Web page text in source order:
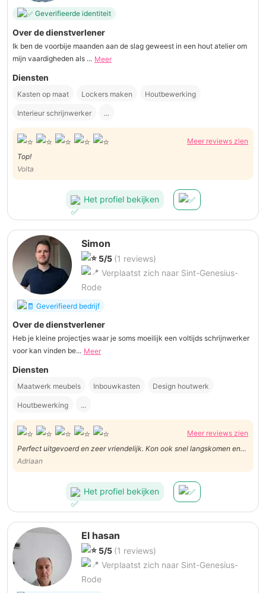
Geverifieerde identiteit
Over de dienstverlener
Ik ben de voorbije maanden aan de slag geweest in een hout atelier om
mijn vaardigheden als ... Meer
Diensten
Kasten op maat Lockers maken Houtbewerking
Interieur schrijnwerker ...
Meer reviews zien
Top!
Volta
Het profiel bekijken
Simon
5/5 (1 reviews)
Verplaatst zich naar Sint-Genesius-
Rode
Geverifieerd bedrijf
Over de dienstverlener
Heb je kleine projectjes waar je soms moeilijk een voltijds schrijnwerker
voor kan vinden be... Meer
Diensten
Maatwerk meubels Inbouwkasten Design houtwerk
Houtbewerking ...
Meer reviews zien
Perfect uitgevoerd en zeer vriendelijk. Kon ook snel langskomen en
was stipt op tijd. De volgende keer dat ik nog een schrijnwerkersklus
heb neem ik sowieso weer contact op met Simon.
Adriaan
Het profiel bekijken
El hasan
5/5 (1 reviews)
Verplaatst zich naar Sint-Genesius-
Rode